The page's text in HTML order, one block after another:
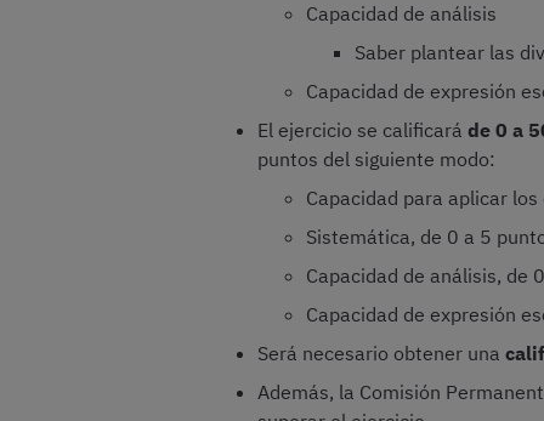
Capacidad de análisis
Saber plantear las
Capacidad de expresión
El ejercicio se calificará de 0 a
puntos del siguiente modo:
Capacidad para aplicar
Sistemática, de 0 a 5
Capacidad de análisis, de
Capacidad de expresión
Será necesario obtener una
Además, la Comisión